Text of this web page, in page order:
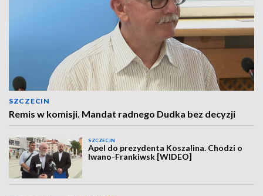
SZCZECIN
Remis w komisji. Mandat radnego Dudka bez decyzji
SZCZECIN
Apel do prezydenta Koszalina. Chodzi o
Iwano-Frankiwsk [WIDEO]